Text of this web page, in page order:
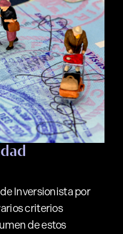
Inversionista por
criterios
de estos